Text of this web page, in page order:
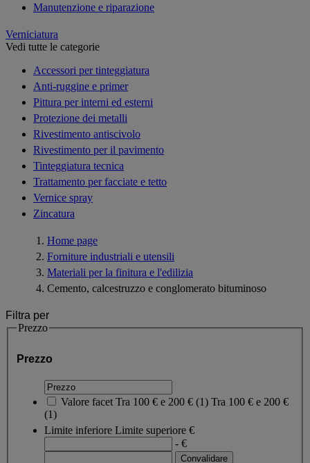
Manutenzione e riparazione
Verniciatura
Vedi tutte le categorie
Accessori per tinteggiatura
Anti-ruggine e primer
Pittura per interni ed esterni
Protezione dei metalli
Rivestimento antiscivolo
Rivestimento per il pavimento
Tinteggiatura tecnica
Trattamento per facciate e tetto
Vernice spray
Zincatura
Home page
Forniture industriali e utensili
Materiali per la finitura e l'edilizia
Cemento, calcestruzzo e conglomerato bituminoso
Filtra per
Prezzo
Prezzo
Valore facet Tra 100 € e 200 € (1) Tra 100 € e 200 €
(1)
Limite inferiore Limite superiore €
- €